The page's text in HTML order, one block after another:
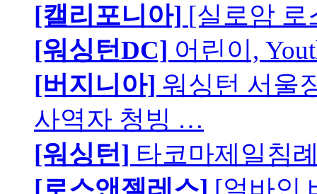
[캘리포니아] [실로암 로
[워싱턴DC] 어린이,
[버지니아] 워싱턴 서울
사역자 청빙 …
[워싱턴] 타코마제일침